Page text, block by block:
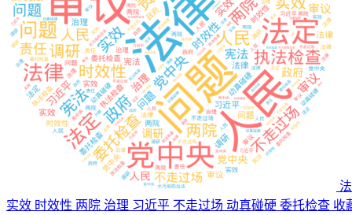
实效 时效性 两院 治理 习近平 不走过场 动真碰硬 委托检查 收